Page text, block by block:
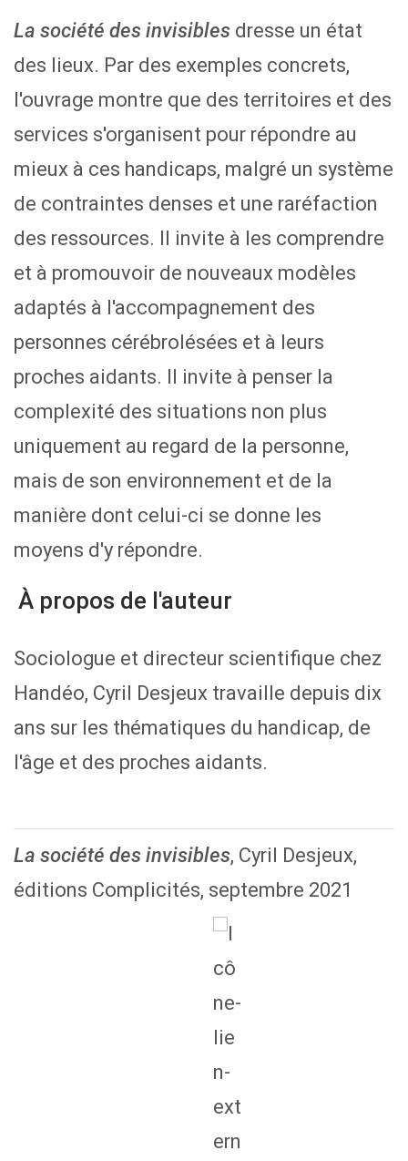
La société des invisibles dresse un état
des lieux. Par des exemples concrets,
l'ouvrage montre que des territoires et des
services s'organisent pour répondre au
mieux à ces handicaps, malgré un système
de contraintes denses et une raréfaction
des ressources. Il invite à les comprendre
et à promouvoir de nouveaux modèles
adaptés à l'accompagnement des
personnes cérébrolésées et à leurs
proches aidants. Il invite à penser la
complexité des situations non plus
uniquement au regard de la personne,
mais de son environnement et de la
manière dont celui-ci se donne les
moyens d'y répondre.
À propos de l'auteur
Sociologue et directeur scientifique chez
Handéo, Cyril Desjeux travaille depuis dix
ans sur les thématiques du handicap, de
l'âge et des proches aidants.
La société des invisibles, Cyril Desjeux,
éditions Complicités, septembre 2021